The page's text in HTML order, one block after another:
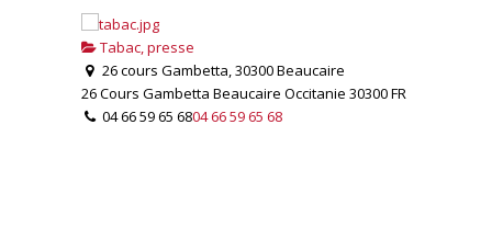
Tabac, presse
26 cours Gambetta, 30300 Beaucaire
26 Cours Gambetta Beaucaire Occitanie 30300FR
04 66 59 65 6804 66 59 65 68